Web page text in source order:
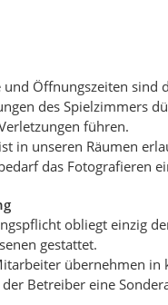
und Öffnungszeiten sind
des Spielzimmers
führen.
in unseren Räumen
das Fotografieren
obliegt einzig
gestattet.
übernehmen
Betreiber eine